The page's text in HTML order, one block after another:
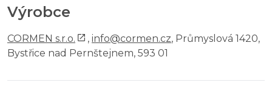
Výrobce
CORMEN s.r.o. , info@cormen.cz, Průmyslová 1420,
Bystřice nad Pernštejnem, 593 01